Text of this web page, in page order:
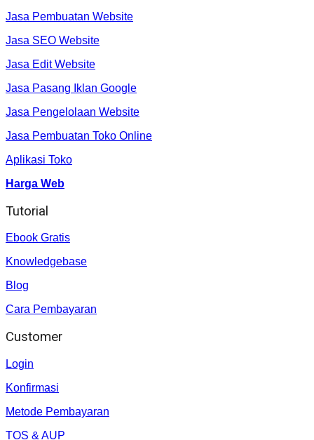
Jasa Pembuatan Website
Jasa SEO Website
Jasa Edit Website
Jasa Pasang Iklan Google
Jasa Pengelolaan Website
Jasa Pembuatan Toko Online
Aplikasi Toko
Harga Web
Tutorial
Ebook Gratis
Knowledgebase
Blog
Cara Pembayaran
Customer
Login
Konfirmasi
Metode Pembayaran
TOS & AUP